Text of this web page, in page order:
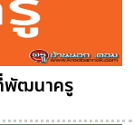
พัฒนาครู